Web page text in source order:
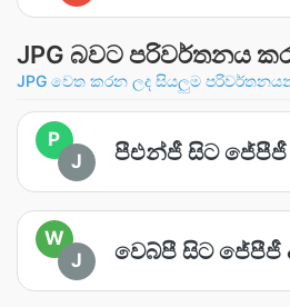
JPG බවට පරිවර්තනය
JPG වෙත කරන ලද සියලුම
P
J
පීඑන්ජී සිට ජේපීජී
W
J
වෙබ්පී සිට ජේපීජී